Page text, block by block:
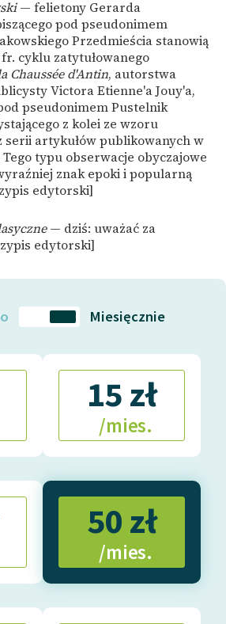
— felietony Gerarda
pod pseudonimem
Przedmieścia stanowią
cyklu zatytułowanego
Chaussée d'Antin, autorstwa
Victora Etienne'a Jouy'a,
pseudonimem Pustelnik
z kolei ze wzoru
serii artykułów publikowanych w
Tego typu obserwacje obyczajowe
znak epoki i popularną
edytorski]
— dziś: uważać za
edytorski]
Miesięcznie
15 zł
/mies.
50 zł
/mies.